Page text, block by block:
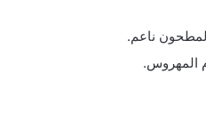
ناعم.
المهروس.